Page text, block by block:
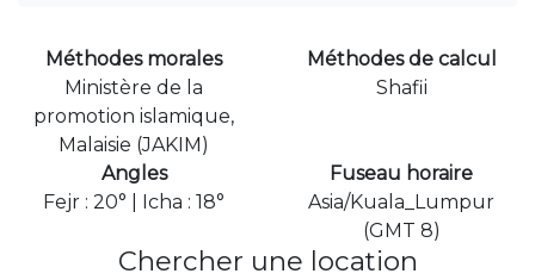
Méthodes morales
Ministère de la
promotion islamique,
Malaisie (JAKIM)
Méthodes de calcul
Shafii
Angles
Fejr : 20° | Icha : 18°
Fuseau horaire
Asia/Kuala_Lumpur
(GMT 8)
Chercher une location